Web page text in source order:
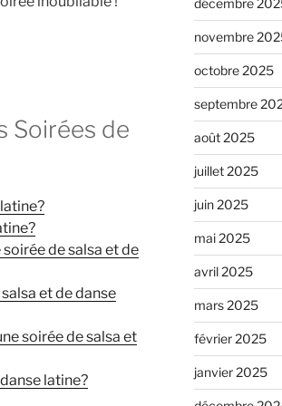
Soirées de
de salsa et de
et de danse
soirée de salsa et
latine?
décembre
novembre
octobre 2025
septembre
août 2025
juillet 2025
juin 2025
mai 2025
avril 2025
mars 2025
février 2025
janvier 2025